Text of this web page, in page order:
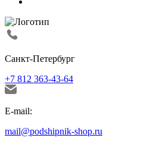
Санкт-Петербург
+7 812 363-43-64
E-mail:
mail@podshipnik-shop.ru